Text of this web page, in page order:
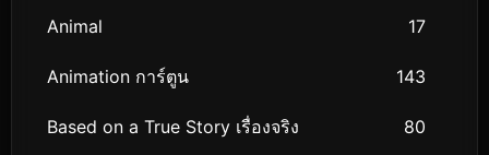
Animal 17
Animation การ์ตูน 143
Based on a True Story เรื่องจริง 80